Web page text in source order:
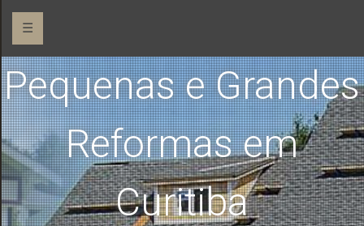
☰
Pequenas e Grandes
Reformas em
Curitiba